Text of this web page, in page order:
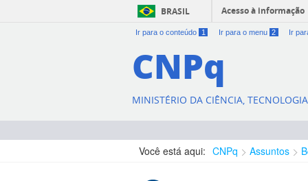
BRASIL Acesso à informação
Ir para o conteúdo 1 Ir para o menu 2 Ir
CNPq
MINISTÉRIO DA CIÊNCIA,
Você está aqui: CNPq Assuntos